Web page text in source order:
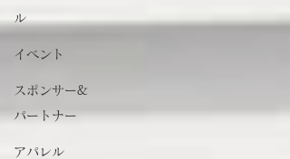
ル
イベント
スポンサー&
パートナー
アパレル